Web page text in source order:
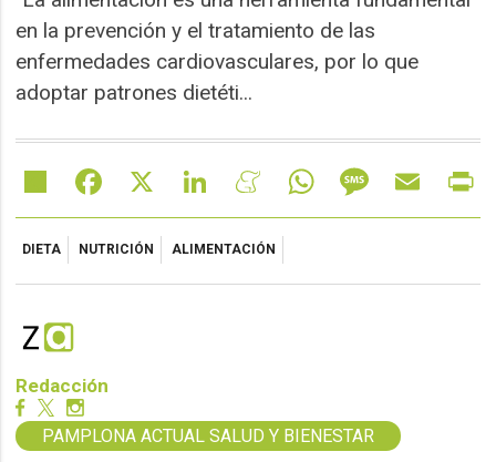
en la prevención y el tratamiento de las
enfermedades cardiovasculares, por lo que
adoptar patrones dietéti...
Share Facebook LinkedIn MeneameWhatsAppMessageEmail
DIETA NUTRICIÓN ALIMENTACIÓN
Redacción
PAMPLONA ACTUAL SALUD Y BIENESTAR